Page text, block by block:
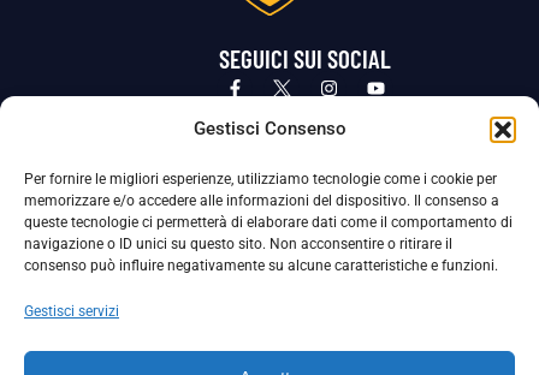
Gestisci Consenso
Per fornire le migliori esperienze, utilizziamo tecnologie come i cookie per
memorizzare e/o accedere alle informazioni del dispositivo. Il consenso a
queste tecnologie ci permetterà di elaborare dati come il comportamento di
navigazione o ID unici su questo sito. Non acconsentire o ritirare il
consenso può influire negativamente su alcune caratteristiche e funzioni.
Gestisci servizi
SEGUICI SUI SOCIAL
Privacy Policy Cookie Policy
La Società ha nominato il Responsabile della Protezione dei Dati Personali (DPO), figura specializzata che vigila sulle modalità
adottate dalla nostra Società per tutelare i Suoi dati personali.
Per contattare il DPO può scrivere a